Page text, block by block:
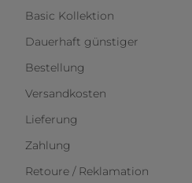
Basic Kollektion
Dauerhaft günstiger
Bestellung
Versandkosten
Lieferung
Zahlung
Retoure / Reklamation